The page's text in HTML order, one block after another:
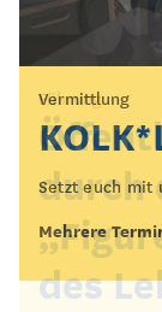
Vermittlung
Setzt euch mit
Mehrere
Führung
durch
des